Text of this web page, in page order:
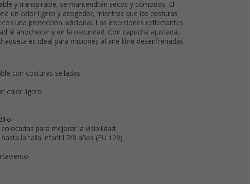
y transpirable, se mantendrán secos y cómodos. El
un calor ligero y acogedor, mientras que las costuras
una protección adicional. Las inserciones reflectantes
al anochecer y en la oscuridad. Con capucha ajustada,
es ideal para misiones al aire libre desenfrenadas.
con costuras selladas
calor ligero
para mejorar la visibilidad
la talla infantil 7/8 años (EU 128)